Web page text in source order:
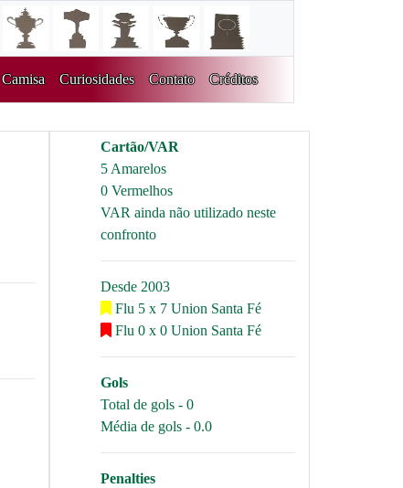
Camisa Curiosidades Contato Créditos
Cartão/VAR
5 Amarelos
0 Vermelhos
VAR ainda não utilizado neste
confronto
Desde 2003
Flu 5 x 7 Union Santa Fé
Flu 0 x 0 Union Santa Fé
Gols
Total de gols - 0
Média de gols - 0.0
Penalties